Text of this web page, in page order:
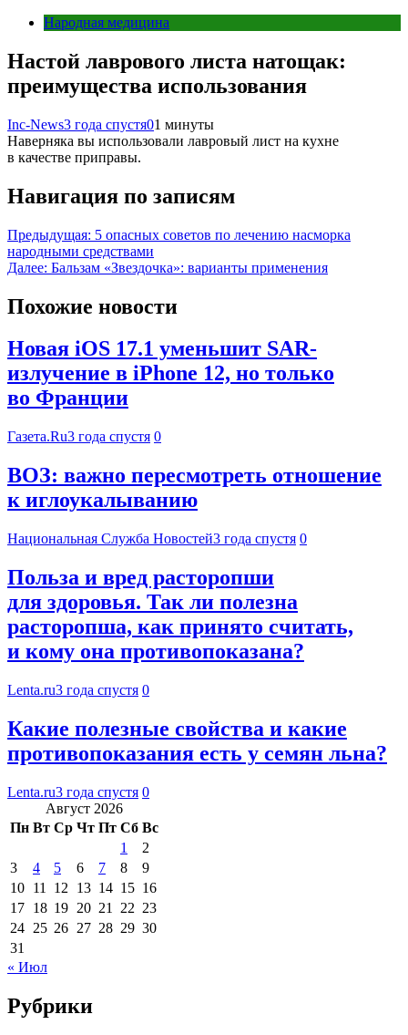
Народная медицина
Настой лаврового листа натощак:
преимущества использования
Inc-News3 года спустя01 минуты
Наверняка вы использовали лавровый лист на кухне
в качестве приправы.
Навигация по записям
Предыдущая: 5 опасных советов по лечению насморка
народными средствами
Далее: Бальзам «Звездочка»: варианты применения
Похожие новости
Новая iOS 17.1 уменьшит SAR-
излучение в iPhone 12, но только
во Франции
Газета.Ru3 года спустя 0
ВОЗ: важно пересмотреть отношение
к иглоукалыванию
Национальная Служба Новостей3 года спустя 0
Польза и вред расторопши
для здоровья. Так ли полезна
расторопша, как принято считать,
и кому она противопоказана?
Lenta.ru3 года спустя 0
Какие полезные свойства и какие
противопоказания есть у семян льна?
Lenta.ru3 года спустя 0
Август 2026
Пн Вт Ср Чт Пт Сб Вс
1
2
3
4 5 6 7 8
9
10 11 12 13 14 15 16
17 18 19 20 21 22 23
24 25 26 27 28 29 30
31
« Июл
Рубрики